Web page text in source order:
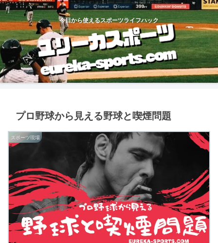
今日から使えるスポーツライフハック
プロ野球から見える野球と喫煙問題
スポーツ現場